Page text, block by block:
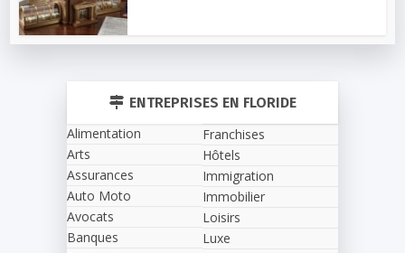
ENTREPRISES EN FLORIDE
Alimentation
Arts
Assurances
Auto Moto
Avocats
Banques
Franchises
Hôtels
Immigration
Immobilier
Loisirs
Luxe